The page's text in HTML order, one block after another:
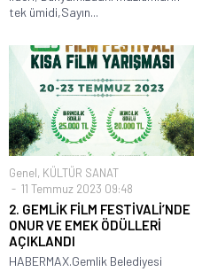
tek ümidi,Sayın...
Genel, KÜLTÜR SANAT
11 Temmuz 2023 09:48
2. GEMLİK FİLM FESTİVALİ’NDE
ONUR VE EMEK ÖDÜLLERİ
AÇIKLANDI
HABERMAX.Gemlik Belediyesi